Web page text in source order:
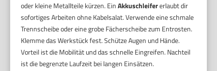
oder kleine Metallteile kürzen. EinAkkuschleifererlaubt dir
sofortiges Arbeiten ohne Kabelsalat. Verwende eine schmale
Trennscheibe oder eine grobe Fächerscheibe zum Entrosten.
Klemme das Werkstück fest. Schütze Augen und Hände.
Vorteil ist die Mobilität und das schnelle Eingreifen. Nachteil
ist die begrenzte Laufzeit bei langen Einsätzen.